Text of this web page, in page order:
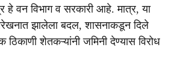
हे वन विभाग व सरकारी आहे. मात्र, या
आरेखनात झालेला बदल, शासनाकडून दिले
शेतकऱ्यांनी जमिनी देण्यास विरोध